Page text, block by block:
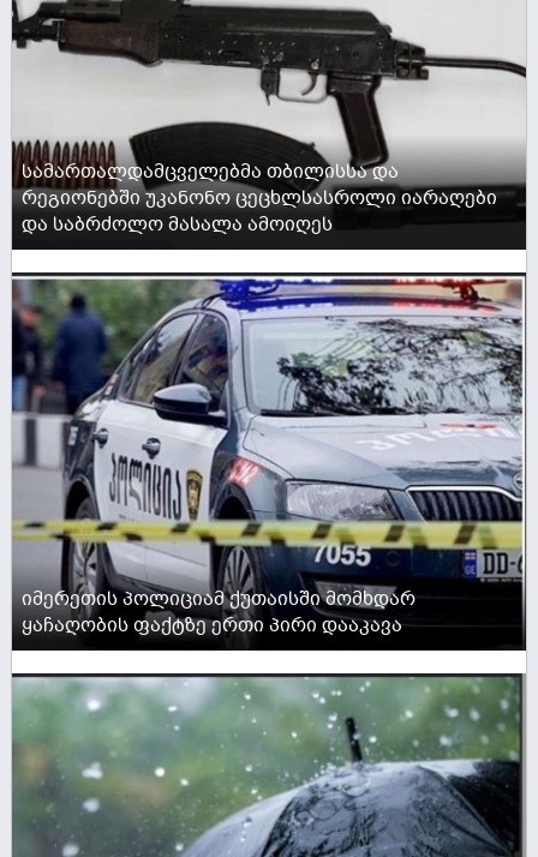
სამართალდამცველებმა თბილისსა და
რეგიონებში უკანონო ცეცხლსასროლი იარაღები
და საბრძოლო მასალა ამოიღეს
იმერეთის პოლიციამ ქუთაისში მომხდარ
ყაჩაღობის ფაქტზე ერთი პირი დააკავა